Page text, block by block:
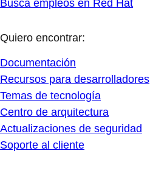
Busca empleos en Red Hat
Quiero encontrar:
Documentación
Recursos para desarrolladores
Temas de tecnología
Centro de arquitectura
Actualizaciones de seguridad
Soporte al cliente